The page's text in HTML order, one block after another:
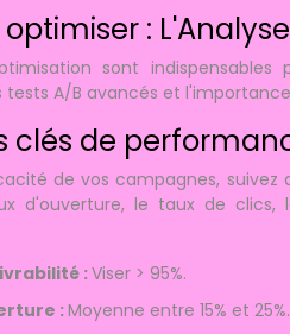
:
sont
tests A/B avancés et
clés de
de vos campagnes,
d'ouverture, le taux de
:Viser > 95%.
:Moyenne entre 15% et 25%.